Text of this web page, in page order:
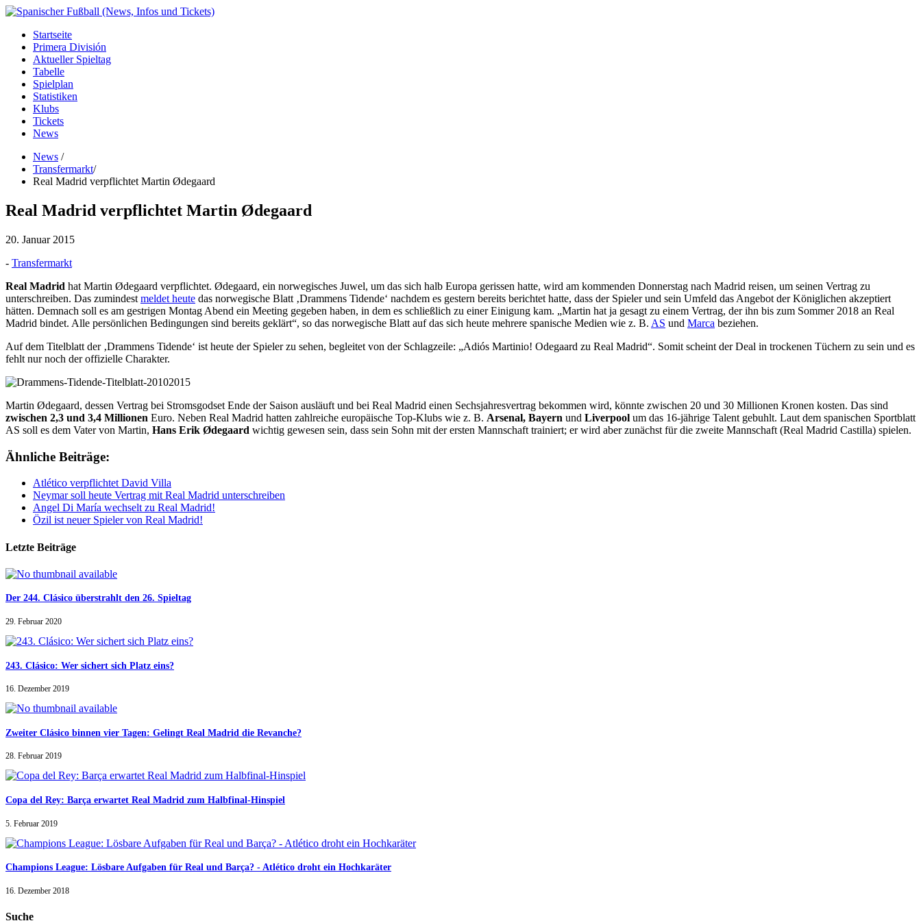
Startseite
Primera División
Aktueller Spieltag
Tabelle
Spielplan
Statistiken
Klubs
Tickets
News
News /
Transfermarkt/
Real Madrid verpflichtet Martin Ødegaard
Real Madrid verpflichtet Martin Ødegaard
20. Januar 2015
- Transfermarkt
Real Madrid hat Martin Ødegaard verpflichtet. Ødegaard, ein norwegisches Juwel, um das sich halb Europa gerissen hatte, wird am kommenden Donnerstag nach Madrid reisen, um seinen Vertrag zu
unterschreiben. Das zumindest meldet heute das norwegische Blatt ‚Drammens Tidende‘ nachdem es gestern bereits berichtet hatte, dass der Spieler und sein Umfeld das Angebot der Königlichen akzeptiert
hätten. Demnach soll es am gestrigen Montag Abend ein Meeting gegeben haben, in dem es schließlich zu einer Einigung kam. „Martin hat ja gesagt zu einem Vertrag, der ihn bis zum Sommer 2018 an Real
Madrid bindet. Alle persönlichen Bedingungen sind bereits geklärt“, so das norwegische Blatt auf das sich heute mehrere spanische Medien wie z. B. AS und Marca beziehen.
Auf dem Titelblatt der ‚Drammens Tidende‘ ist heute der Spieler zu sehen, begleitet von der Schlagzeile: „Adiós Martinio! Odegaard zu Real Madrid“. Somit scheint der Deal in trockenen Tüchern zu sein und es
fehlt nur noch der offizielle Charakter.
Martin Ødegaard, dessen Vertrag bei Stromsgodset Ende der Saison ausläuft und bei Real Madrid einen Sechsjahresvertrag bekommen wird, könnte zwischen 20 und 30 Millionen Kronen kosten. Das sind
zwischen 2,3 und 3,4 Millionen Euro. Neben Real Madrid hatten zahlreiche europäische Top-Klubs wie z. B. Arsenal, Bayern und Liverpool um das 16-jährige Talent gebuhlt. Laut dem spanischen Sportblatt
AS soll es dem Vater von Martin, Hans Erik Ødegaard wichtig gewesen sein, dass sein Sohn mit der ersten Mannschaft trainiert; er wird aber zunächst für die zweite Mannschaft (Real Madrid Castilla) spielen.
Ähnliche Beiträge:
Atlético verpflichtet David Villa
Neymar soll heute Vertrag mit Real Madrid unterschreiben
Angel Di María wechselt zu Real Madrid!
Özil ist neuer Spieler von Real Madrid!
Letzte Beiträge
Der 244. Clásico überstrahlt den 26. Spieltag
29. Februar 2020
243. Clásico: Wer sichert sich Platz eins?
16. Dezember 2019
Zweiter Clásico binnen vier Tagen: Gelingt Real Madrid die Revanche?
28. Februar 2019
Copa del Rey: Barça erwartet Real Madrid zum Halbfinal-Hinspiel
5. Februar 2019
Champions League: Lösbare Aufgaben für Real und Barça? - Atlético droht ein Hochkaräter
16. Dezember 2018
Suche